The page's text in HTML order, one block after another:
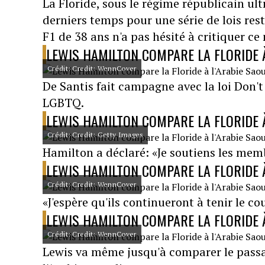
La Floride, sous le régime républicain
derniers temps pour une série de lois
F1 de 38 ans n'a pas hésité à critiquer
LEWIS HAMILTON COMPARE LA FLORIDE
Crédit: Credit: WennCover
De Santis fait campagne avec la loi
LGBTQ.
LEWIS HAMILTON COMPARE LA FLORIDE
Crédit: Credit: Getty Images
Hamilton a déclaré: «Je soutiens les
LEWIS HAMILTON COMPARE LA FLORIDE
Crédit: Credit: WennCover
«J'espère qu'ils continueront à tenir le
LEWIS HAMILTON COMPARE LA FLORIDE
Crédit: Credit: WennCover
Lewis va même jusqu'à comparer le